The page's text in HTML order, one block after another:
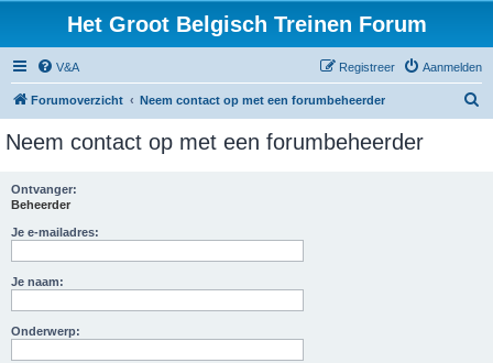
Het Groot Belgisch Treinen Forum
V&A Aanmelden
Registreer
Forumoverzicht Neem contact op met een forumbeheerder
Neem contact op met een forumbeheerder
Ontvanger:
Beheerder
Je e-mailadres:
Je naam:
Onderwerp: